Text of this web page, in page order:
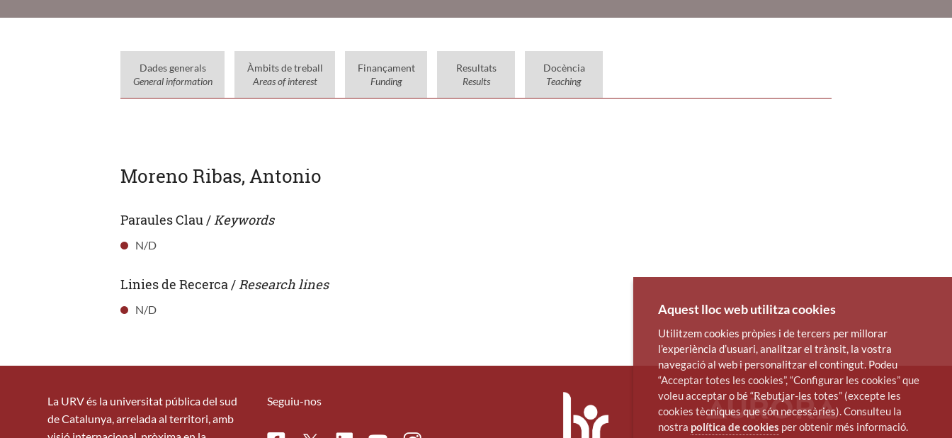
Dades generals
General information
Àmbits de treball
Areas of interest
Finançament
Funding
Resultats
Results
Docència
Teaching
Moreno Ribas, Antonio
Paraules Clau / Keywords
N/D
Linies de Recerca / Research lines
N/D
La URV és la universitat pública del sud
de Catalunya, arrelada al territori, amb
Seguiu-nos
Aquest lloc web utilitza cookies
Utilitzem cookies pròpies i de tercers per millorar
l’experiència d’usuari, analitzar el trànsit, la vostra
navegació al web i personalitzar el contingut. Podeu
“Acceptar totes les cookies”, “Configurar les cookies” que
voleu acceptar o bé “Rebutjar-les totes” (excepte les
cookies tècniques que són necessàries). Consulteu la
nostra política de cookies per obtenir més informació.